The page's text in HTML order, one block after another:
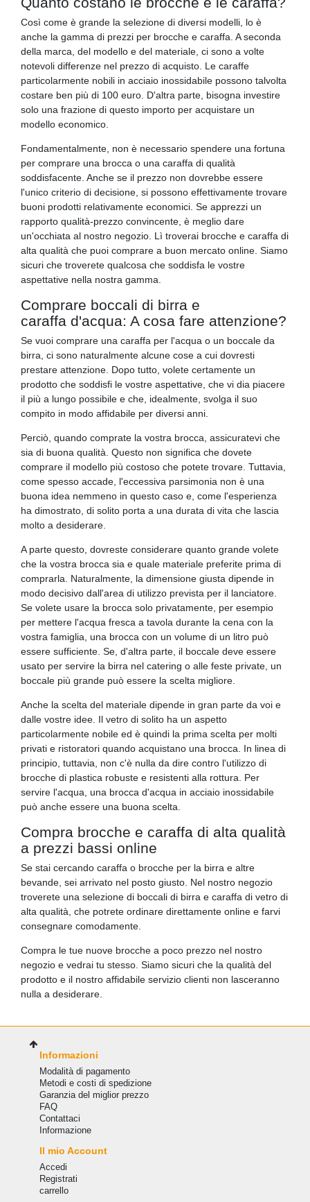
Così come è grande la selezione di diversi modelli, lo è
anche la gamma di prezzi per brocche e caraffa. A seconda
della marca, del modello e del materiale, ci sono a volte
notevoli differenze nel prezzo di acquisto. Le caraffe
particolarmente nobili in acciaio inossidabile possono talvolta
costare ben più di 100 euro. D'altra parte, bisogna investire
solo una frazione di questo importo per acquistare un
modello economico.
Fondamentalmente, non è necessario spendere una fortuna
per comprare una brocca o una caraffa di qualità
soddisfacente. Anche se il prezzo non dovrebbe essere
l'unico criterio di decisione, si possono effettivamente trovare
buoni prodotti relativamente economici. Se apprezzi un
rapporto qualità-prezzo convincente, è meglio dare
un'occhiata al nostro negozio. Lì troverai brocche e caraffa di
alta qualità che puoi comprare a buon mercato online. Siamo
sicuri che troverete qualcosa che soddisfa le vostre
aspettative nella nostra gamma.
Comprare boccali di birra e
caraffa d'acqua: A cosa fare attenzione?
Se vuoi comprare una caraffa per l'acqua o un boccale da
birra, ci sono naturalmente alcune cose a cui dovresti
prestare attenzione. Dopo tutto, volete certamente un
prodotto che soddisfi le vostre aspettative, che vi dia piacere
il più a lungo possibile e che, idealmente, svolga il suo
compito in modo affidabile per diversi anni.
Perciò, quando comprate la vostra brocca, assicuratevi che
sia di buona qualità. Questo non significa che dovete
comprare il modello più costoso che potete trovare. Tuttavia,
come spesso accade, l'eccessiva parsimonia non è una
buona idea nemmeno in questo caso e, come l'esperienza
ha dimostrato, di solito porta a una durata di vita che lascia
molto a desiderare.
A parte questo, dovreste considerare quanto grande volete
che la vostra brocca sia e quale materiale preferite prima di
comprarla. Naturalmente, la dimensione giusta dipende in
modo decisivo dall'area di utilizzo prevista per il lanciatore.
Se volete usare la brocca solo privatamente, per esempio
per mettere l'acqua fresca a tavola durante la cena con la
vostra famiglia, una brocca con un volume di un litro può
essere sufficiente. Se, d'altra parte, il boccale deve essere
usato per servire la birra nel catering o alle feste private, un
boccale più grande può essere la scelta migliore.
Anche la scelta del materiale dipende in gran parte da voi e
dalle vostre idee. Il vetro di solito ha un aspetto
particolarmente nobile ed è quindi la prima scelta per molti
privati e ristoratori quando acquistano una brocca. In linea di
principio, tuttavia, non c'è nulla da dire contro l'utilizzo di
brocche di plastica robuste e resistenti alla rottura. Per
servire l'acqua, una brocca d'acqua in acciaio inossidabile
può anche essere una buona scelta.
Compra brocche e caraffa di alta qualità
a prezzi bassi online
Se stai cercando caraffa o brocche per la birra e altre
bevande, sei arrivato nel posto giusto. Nel nostro negozio
troverete una selezione di boccali di birra e caraffa di vetro di
alta qualità, che potrete ordinare direttamente online e farvi
consegnare comodamente.
Compra le tue nuove brocche a poco prezzo nel nostro
negozio e vedrai tu stesso. Siamo sicuri che la qualità del
prodotto e il nostro affidabile servizio clienti non lasceranno
nulla a desiderare.
Informazioni
Modalità di pagamento
Metodi e costi di spedizione
Garanzia del miglior prezzo
FAQ
Сontattaci
Informazione
Il mio Account
Accedi
Registrati
carrello